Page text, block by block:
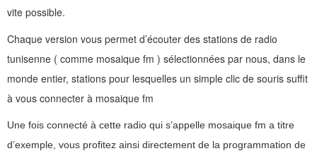
vite possible.
Chaque version vous permet d’écouter des stations de radio
tunisenne ( comme mosaique fm ) sélectionnées par nous, dans le
monde entier, stations pour lesquelles un simple clic de souris suffit
à vous connecter à mosaique fm
Une fois connecté à cette radio qui s’appelle mosaique fm a titre
d’exemple, vous profitez ainsi directement de la programmation de